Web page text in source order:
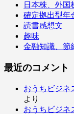
日本株、外国
確定拠出型年
読書感想文
趣味
金融知識、節
最近のコメント
おうちビジネ
より
おうちビジネ